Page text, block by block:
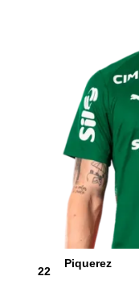
22
Piquerez